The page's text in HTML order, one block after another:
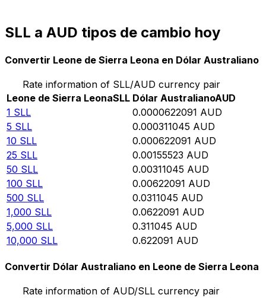
SLL a AUD tipos de cambio hoy
Convertir Leone de Sierra Leona en Dólar Australiano
Rate information of SLL/AUD currency pair
Leone de Sierra LeonaSLL Dólar AustralianoAUD
1 SLL 0.0000622091 AUD
5 SLL 0.000311045 AUD
10 SLL 0.000622091 AUD
25 SLL 0.00155523 AUD
50 SLL 0.00311045 AUD
100 SLL 0.00622091 AUD
500 SLL 0.0311045 AUD
1,000 SLL 0.0622091 AUD
5,000 SLL 0.311045 AUD
10,000 SLL 0.622091 AUD
Convertir Dólar Australiano en Leone de Sierra Leona
Rate information of AUD/SLL currency pair